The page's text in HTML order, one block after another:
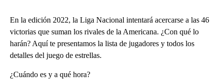
En la edición 2022, la Liga Nacional intentará acercarse a las 46
victorias que suman los rivales de la Americana. ¿Con qué lo
harán? Aquí te presentamos la lista de jugadores y todos los
detalles del juego de estrellas.
¿Cuándo es y a qué hora?